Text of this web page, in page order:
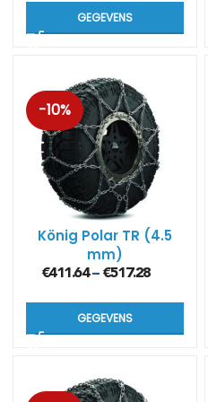
mm)
GEGEVENS
-10%
König Polar TR (4.5
mm)
€411.64– €517.28
GEGEVENS